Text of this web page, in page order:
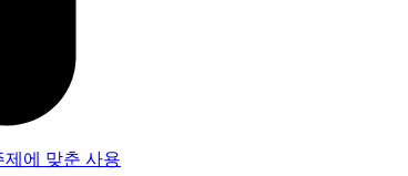
에 맞춘 사용